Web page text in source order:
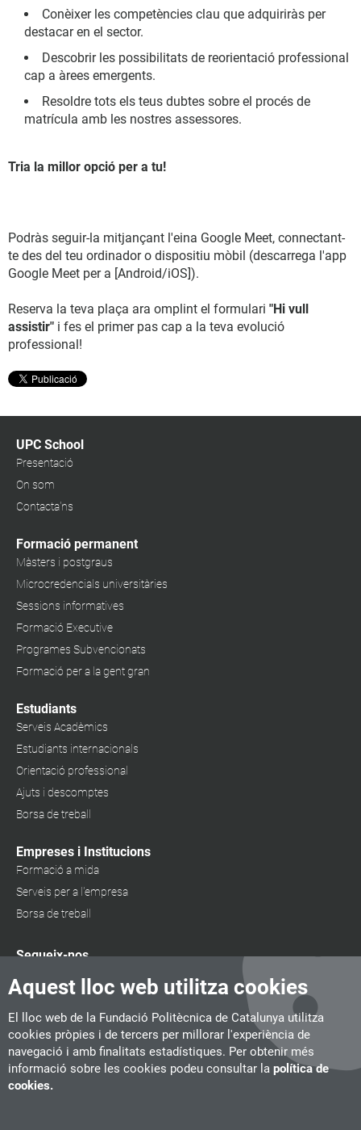
Aquest lloc web utilitza cookies
El lloc web de la Fundació Politècnica de Catalunya utilitza
cookies pròpies i de tercers per millorar l'experiència de
navegació i amb finalitats estadístiques. Per obtenir més
informació sobre les cookies podeu consultar la política de
cookies.
Conèixer les competències clau que adquiriràs per
destacar en el sector.
Descobrir les possibilitats de reorientació professional
cap a àrees emergents.
Resoldre tots els teus dubtes sobre el procés de
matrícula amb les nostres assessores.
Tria la millor opció per a tu!
Podràs seguir-la mitjançant l'eina Google Meet, connectant-
te des del teu ordinador o dispositiu mòbil (descarrega l'app
Google Meet per a [Android/iOS]).
Reserva la teva plaça ara omplint el formulari "Hi vull
assistir" i fes el primer pas cap a la teva evolució
professional!
UPC School
Presentació
On som
Contacta'ns
Formació permanent
Màsters i postgraus
Microcredencials universitàries
Sessions informatives
Formació Executive
Programes Subvencionats
Formació per a la gent gran
Estudiants
Serveis Acadèmics
Estudiants internacionals
Orientació professional
Ajuts i descomptes
Borsa de treball
Empreses i Institucions
Formació a mida
Serveis per a l'empresa
Borsa de treball
Segueix-nos